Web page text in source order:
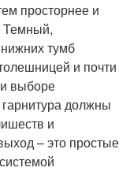
просторнее и
Темный,
тумб
и почти
выборе
должны
и
– это простые